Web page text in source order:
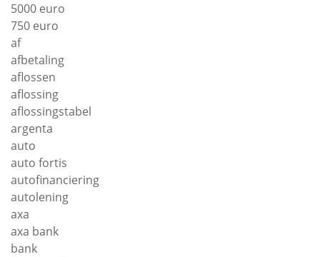
5000 euro
750 euro
af
afbetaling
aflossen
aflossing
aflossingstabel
argenta
auto
auto fortis
autofinanciering
autolening
axa
axa bank
bank